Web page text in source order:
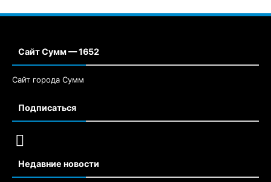
Сайт Сумм — 1652
Сайт города Сумм
Подписаться
Недавние новости